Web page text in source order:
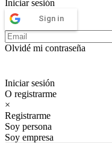
Iniciar sesión
Sign in
Olvidé mi contraseña
Iniciar sesión
O registrarme
×
Registrarme
Soy persona
Soy empresa